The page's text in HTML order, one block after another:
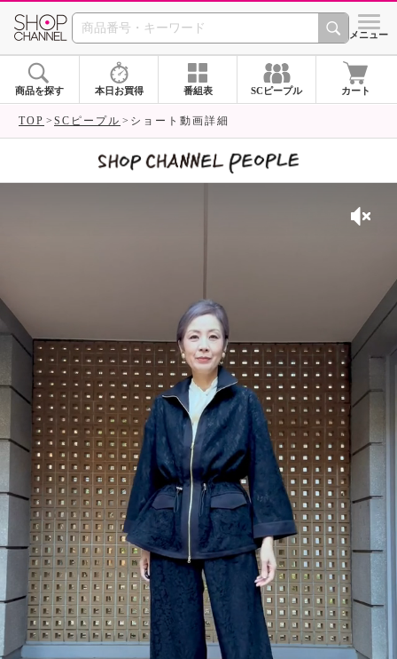
SHOP CHANNEL シメニュー
商品を探す 本日お買得 番組表 SCピープル カート
TOP SCピープル ショート動画詳細